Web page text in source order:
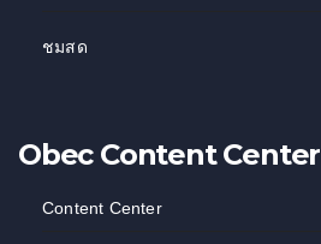
ชมสด
Obec Content Center
Content Center